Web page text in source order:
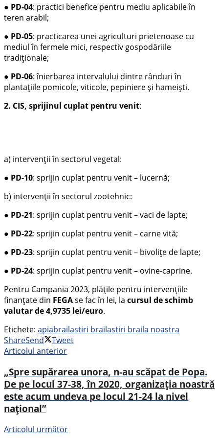
● PD-04: practici benefice pentru mediu aplicabile în
teren arabil;
● PD-05: practicarea unei agriculturi prietenoase cu
mediul în fermele mici, respectiv gospodăriile
tradiţionale;
● PD-06: înierbarea intervalului dintre rânduri în
plantaţiile pomicole, viticole, pepiniere şi hameişti.
2. CIS, sprijinul cuplat pentru venit:
a) intervenții în sectorul vegetal:
● PD-10: sprijin cuplat pentru venit – lucernă;
b) intervenții în sectorul zootehnic:
● PD-21: sprijin cuplat pentru venit – vaci de lapte;
● PD-22: sprijin cuplat pentru venit – carne vită;
● PD-23: sprijin cuplat pentru venit – bivoliţe de lapte;
● PD-24: sprijin cuplat pentru venit – ovine-caprine.
Pentru Campania 2023, plăţile pentru intervențiile
finanțate din FEGAse fac în lei, la cursul de schimb
valutar de 4,9735 lei/euro.
Etichete: apiabrailastiri brailastiri braila noastra
ShareSend
Tweet
Articolul anterior
„Spre supărarea unora, n-au scăpat de Popa.
De pe locul 37-38, în 2020, organizația noastră
este acum undeva pe locul 21-24 la nivel
național”
Articolul următor